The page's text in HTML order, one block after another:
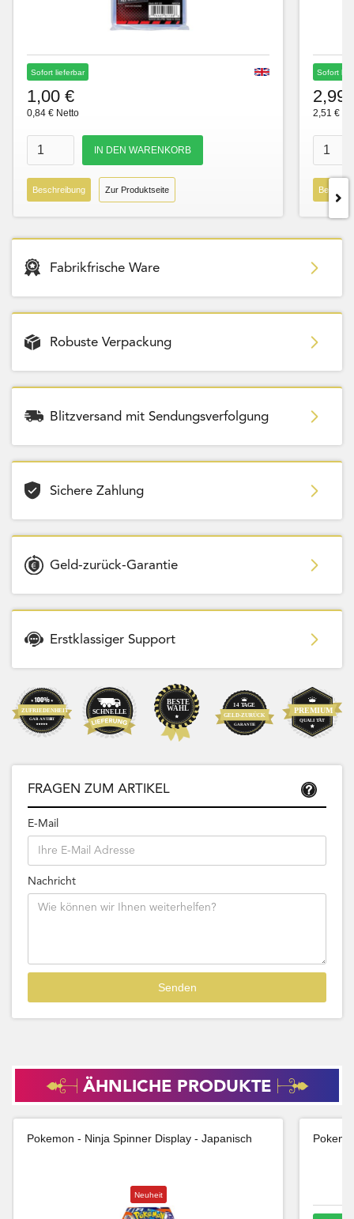
Sofort lieferbar
1,00 €
0,84 € Netto
Beschreibung Zur Produktseite
Sofort
2,99
2,51 €
Fabrikfrische Ware
Robuste Verpackung
Blitzversand mit Sendungsverfolgung
Sichere Zahlung
Geld-zurück-Garantie
Erstklassiger Support
FRAGEN ZUM ARTIKEL
E-Mail
Nachricht
ÄHNLICHE PRODUKTE
Pokemon - Ninja Spinner Display - Japanisch
Neuheit